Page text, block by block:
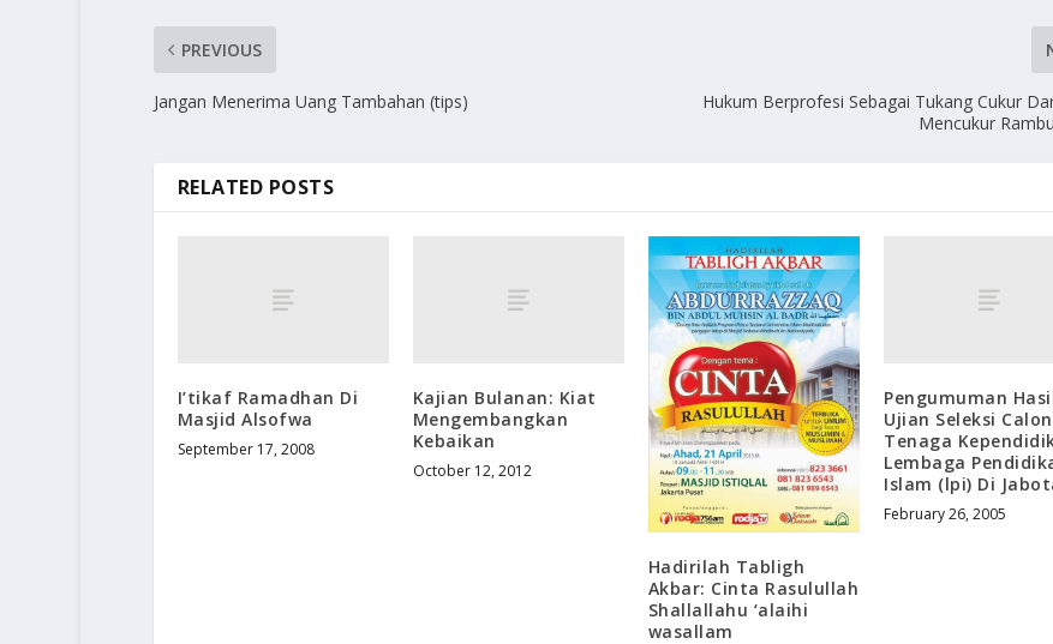
PREVIOUS
Jangan Menerima Uang Tambahan (tips)
Hukum Berprofesi Sebagai Tukang Cukur
Mencukur
RELATED POSTS
I’tikaf Ramadhan Di
Masjid Alsofwa
September 17, 2008
Kajian Bulanan: Kiat
Mengembangkan
Kebaikan
October 12, 2012
Hadirilah Tabligh
Akbar: Cinta Rasulullah
Shallallahu ‘alaihi
wasallam
Pengumuman
Ujian Seleksi Calon
Tenaga
Lembaga
Islam (lpi) Di
February 26, 2005